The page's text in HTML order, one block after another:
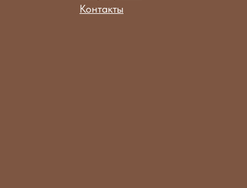
Контакты